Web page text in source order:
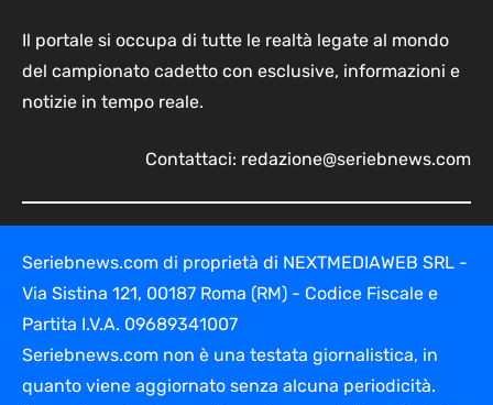
Il portale si occupa di tutte le realtà legate al mondo
del campionato cadetto con esclusive, informazioni e
notizie in tempo reale.
Contattaci: redazione@seriebnews.com
Seriebnews.com di proprietà di NEXTMEDIAWEB SRL -
Via Sistina 121, 00187 Roma (RM) - Codice Fiscale e
Partita I.V.A. 09689341007
Seriebnews.com non è una testata giornalistica, in
quanto viene aggiornato senza alcuna periodicità.